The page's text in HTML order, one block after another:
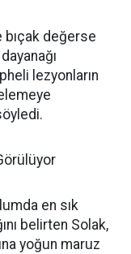
bıçak değerse
lezyonların
en sık
belirten Solak,
yoğun maruz